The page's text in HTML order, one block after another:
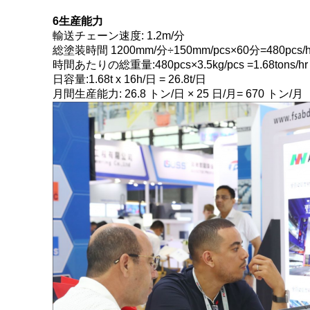
6生産能力
輸送チェーン速度: 1.2m/分
総塗装時間 1200mm/分÷150mm/pcs×60分=480pcs/
時間あたりの総重量:480pcs×3.5kg/pcs =1.68tons/hr
日容量:1.68t x 16h/日 = 26.8t/日
月間生産能力: 26.8 トン/日 × 25 日/月= 670 トン/月